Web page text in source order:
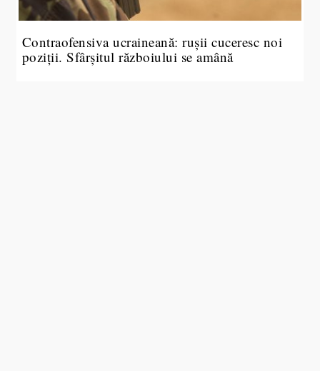
Contraofensiva ucraineană: rușii cuceresc noi
poziții. Sfârșitul războiului se amână